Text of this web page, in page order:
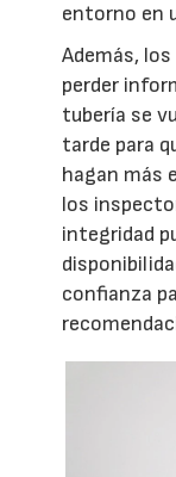
entorno en
Además,
perder
tubería se
tarde para
hagan más
los
integridad
confianza